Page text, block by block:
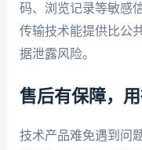
码、浏览记录等敏感
传输技术能提供比公
据泄露风险。
售后有保障，
技术产品难免遇到问